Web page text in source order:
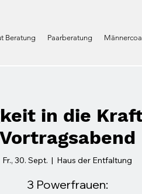
Beratung Paarberatung
in die
Vortragsabend
Fr., 30. Sept.
  |
Haus der Entfaltung
3 Powerfrauen: